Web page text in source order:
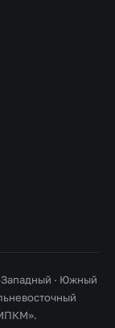
Западный · Южный